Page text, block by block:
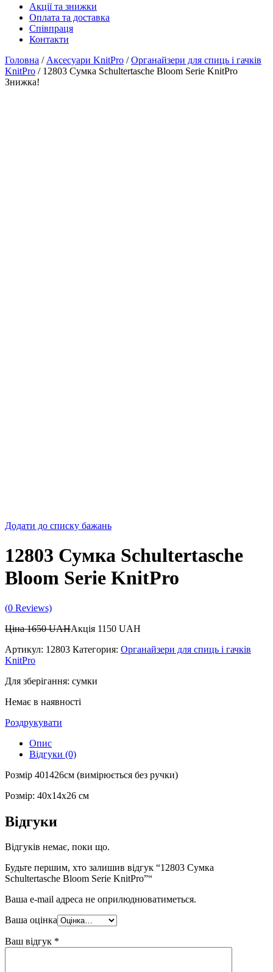
Акції та знижки
Оплата та доставка
Співпраця
Контакти
Головна / Аксесуари KnitPro /Органайзери для спиць і гачків
KnitPro / 12803 Сумка Schultertasche Bloom Serie KnitPro
Знижка!
Додати до списку бажань
12803 Сумка Schultertasche
Bloom Serie KnitPro
(0 Reviews)
Ціна1650UAHАкція 1150 UAH
Артикул: 12803 Категория: Органайзери для спиць і гачків
KnitPro
Для зберігання: сумки
Немає в наявності
Роздрукувати
Опис
Відгуки (0)
Розмір 401426см (вимірюється без ручки)
Розмір: 40x14x26 см
Відгуки
Відгуків немає, поки що.
Будьте першим, хто залишив відгук “12803 Сумка
Schultertasche Bloom Serie KnitPro”“
Ваша e-mail адреса не оприлюднюватиметься.
Ваша оцінка
Ваш відгук *